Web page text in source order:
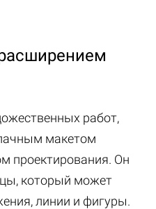
работ,
макетом
проектирования. Он
который может
линии и фигуры.